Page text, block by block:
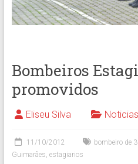
Bombeiros
promovidos
Eliseu Silva
11/10/2012 bombeiro de
Guimarães, estagiarios